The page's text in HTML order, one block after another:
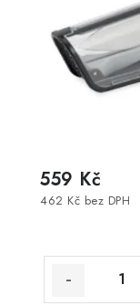
462 Kč bez DPH
559 Kč